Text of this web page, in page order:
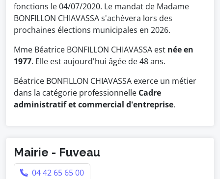
fonctions le 04/07/2020. Le mandat de Madame
BONFILLON CHIAVASSA s'achèvera lors des
prochaines élections municipales en 2026.
Mme Béatrice BONFILLON CHIAVASSA est née en
1977. Elle est aujourd'hui âgée de 48 ans.
Béatrice BONFILLON CHIAVASSA exerce un métier
dans la catégorie professionnelle Cadre
administratif et commercial d'entreprise.
Mairie - Fuveau
04 42 65 65 00